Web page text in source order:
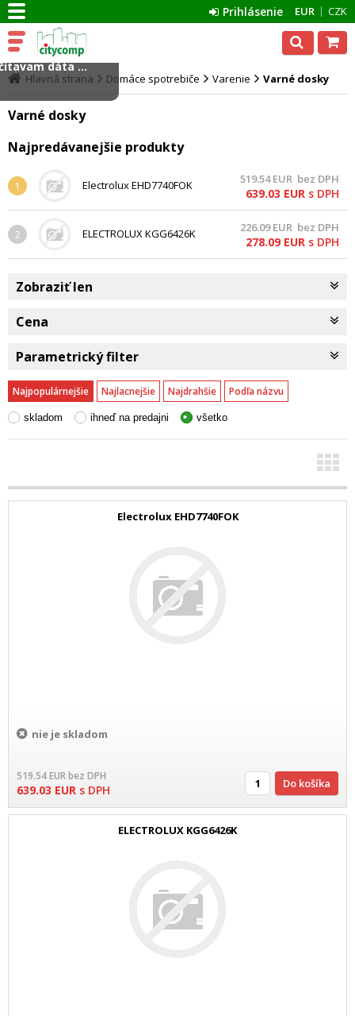
EUR CZK
Prihlásenie
Hlavná strana Domáce spotrebiče Varenie Varné dosky
Varné dosky
Najpredávanejšie produkty
1 Electrolux EHD7740FOK 519.54EUR bez DPH
639.03 EUR s DPH
2 ELECTROLUX KGG6426K 226.09EUR bez DPH
278.09 EUR s DPH
Zobraziť len
Cena
Parametrický filter
Najpopulárnejšie Najlacnejšie Najdrahšie Podľa názvu
skladom ihneď na predajni všetko
Electrolux EHD7740FOK
nie je skladom
519.54EURbez DPH
639.03 EUR s DPH Do košíka
ELECTROLUX KGG6426K
dáta ...